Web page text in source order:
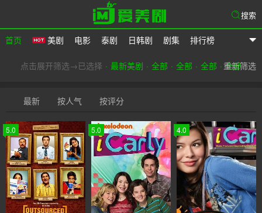
爱美剧
首页 美剧 电影 泰剧 日韩剧 剧集 排行榜
搜索
点击展开筛选→已选择 最新美剧 全部 全部 全部 全部
重新筛选
最新 按人气 按评分
5.0 5.0 4.0